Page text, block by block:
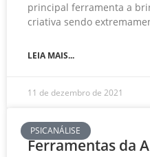
principal ferramenta a
criativa sendo
LEIA MAIS...
11 de dezembro de 2021
PSICANÁLISE
Ferramentas da